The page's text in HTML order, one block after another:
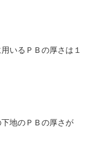
いるＰＢの厚さは１
地のＰＢの厚さが